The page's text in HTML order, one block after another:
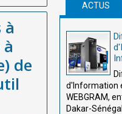
Dakar-
à
de
ACTUS
d'Information
WEBGRAM,
Dakar-